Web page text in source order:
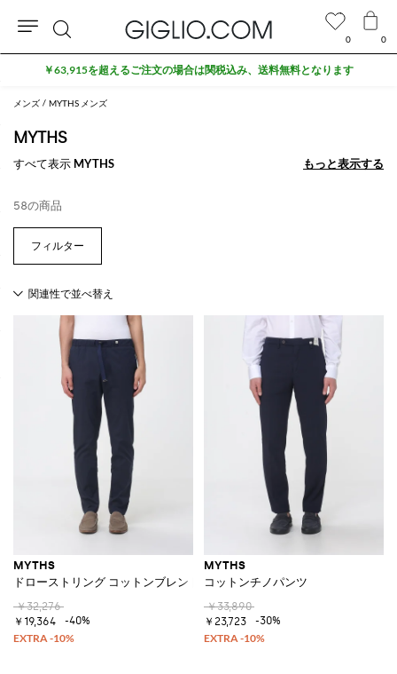
メンズ MYTHS メンズ
MYTHS
すべて表示 MYTHS もっと表示する
もっと表示する
58の商品
MYTHS
ドローストリング コットンブレンドトラウザーズ
￥32,276
￥19,364
-40%
MYTHS
コットンチノパンツ
￥33,890
￥23,723
-30%
0 0
検
索
セール商品がさらに10%オフ